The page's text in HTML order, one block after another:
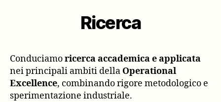
Ricerca
Conduciamoricerca accademica e applicata
nei principali ambiti della Operational
Excellence, combinando rigore metodologico e
sperimentazione industriale.